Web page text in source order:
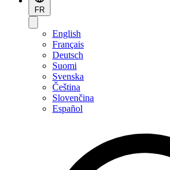
FR
English
Français
Deutsch
Suomi
Svenska
Čeština
Slovenčina
Español